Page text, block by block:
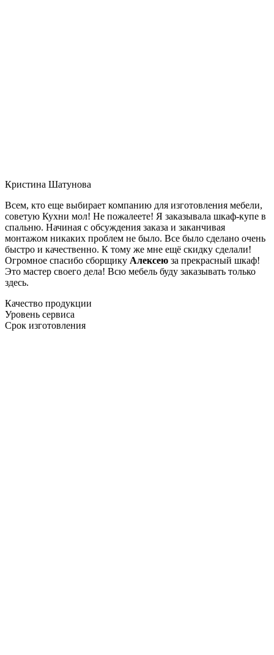
Кристина Шатунова
Всем, кто еще выбирает компанию для изготовления мебели,
советую Кухни мол! Не пожалеете! Я заказывала шкаф-купе в
спальню. Начиная с обсуждения заказа и заканчивая
монтажом никаких проблем не было. Все было сделано очень
быстро и качественно. К тому же мне ещё скидку сделали!
Огромное спасибо сборщику Алексею за прекрасный шкаф!
Это мастер своего дела! Всю мебель буду заказывать только
здесь.
Качество продукции
Уровень сервиса
Срок изготовления